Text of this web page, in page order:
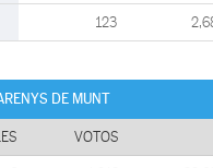
123
DE MUNT
VOTOS